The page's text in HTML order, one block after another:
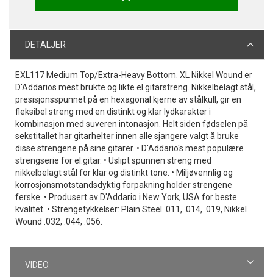
DETALJER
EXL117 Medium Top/Extra-Heavy Bottom. XL Nikkel Wound er
D'Addarios mest brukte og likte el.gitarstreng. Nikkelbelagt stål,
presisjonsspunnet på en hexagonal kjerne av stålkull, gir en
fleksibel streng med en distinkt og klar lydkarakter i
kombinasjon med suveren intonasjon. Helt siden fødselen på
sekstitallet har gitarhelter innen alle sjangere valgt å bruke
disse strengene på sine gitarer. • D'Addario's mest populære
strengserie for el.gitar. • Uslipt spunnen streng med
nikkelbelagt stål for klar og distinkt tone. • Miljøvennlig og
korrosjonsmotstandsdyktig forpakning holder strengene
ferske. • Produsert av D'Addario i New York, USA for beste
kvalitet. • Strengetykkelser: Plain Steel .011, .014, .019, Nikkel
Wound .032, .044, .056.
VIDEO